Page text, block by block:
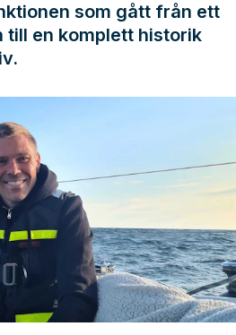
som gått från ett
till en komplett historik